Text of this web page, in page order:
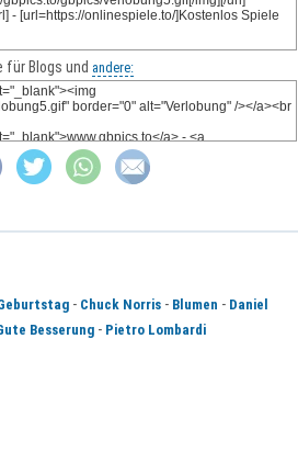
für Blogs und andere:
- Chuck Norris - Blumen - Daniel
Besserung - Pietro Lombardi